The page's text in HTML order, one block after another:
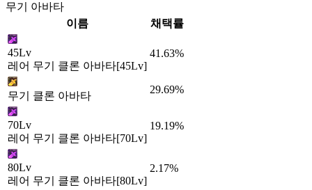
무기 아바타
이름
채택률
45Lv
레어 무기 클론 아바타[45Lv]
41.63%
무기 클론 아바타
29.69%
70Lv
레어 무기 클론 아바타[70Lv]
19.19%
80Lv
레어 무기 클론 아바타[80Lv]
2.17%